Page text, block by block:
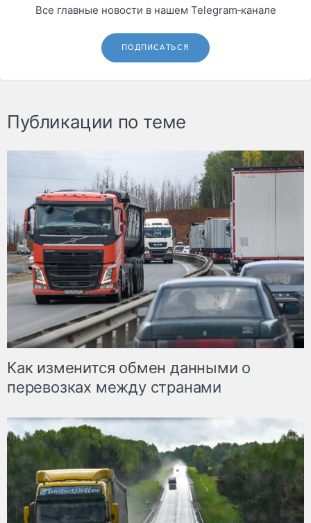
Все главные новости в нашем Telegram‑канале
ПОДПИСАТЬСЯ
Публикации по теме
Как изменится обмен данными о
перевозках между странами